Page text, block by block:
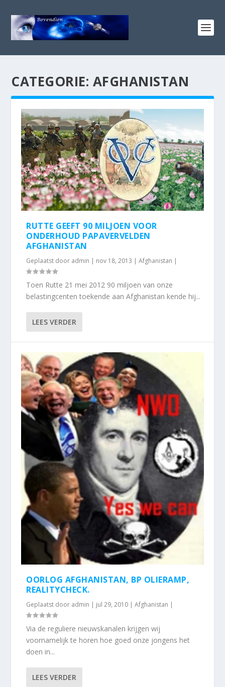
CATEGORIE: AFGHANISTAN
RUTTE GEEFT 90 MILJOEN VOOR
ONDERHOUD PAPAVERVELDEN
AFGHANISTAN
Geplaatst door admin | nov 18, 2013 |Afghanistan |
Toen Rutte 21 mei 2012 90 miljoen van onze
belastingcenten toekende aan Afghanistan kende hij...
LEES VERDER
OORLOG AFGHANISTAN, BP OLIERAMP,
REALITYCHECK.
Geplaatst door admin | jul 29, 2010 |Afghanistan |
Via de reguliere nieuwskanalen krijgen wij
voornamelijk te horen hoe goed onze jongens het
doen in...
LEES VERDER